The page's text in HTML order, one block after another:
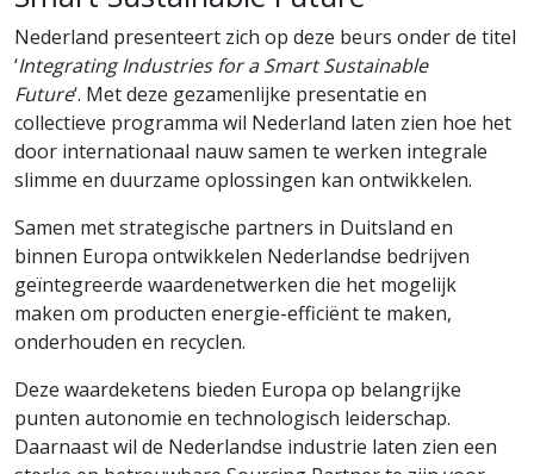
Nederland presenteert zich op deze beurs onder de titel
‘Integrating Industries for a Smart Sustainable
Future‘. Met deze gezamenlijke presentatie en
collectieve programma wil Nederland laten zien hoe het
door internationaal nauw samen te werken integrale
slimme en duurzame oplossingen kan ontwikkelen.
Samen met strategische partners in Duitsland en
binnen Europa ontwikkelen Nederlandse bedrijven
geïntegreerde waardenetwerken die het mogelijk
maken om producten energie-efficiënt te maken,
onderhouden en recyclen.
Deze waardeketens bieden Europa op belangrijke
punten autonomie en technologisch leiderschap.
Daarnaast wil de Nederlandse industrie laten zien een